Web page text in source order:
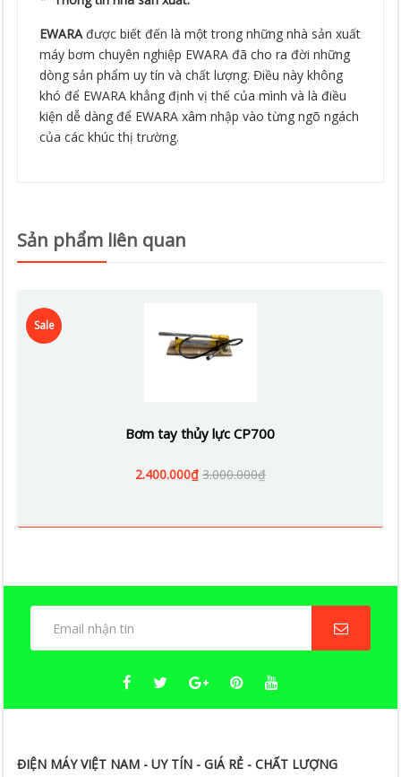
EWARAđược biết đến là một trong những nhà sản xuất
máy bơm chuyên nghiệp EWARA đã cho ra đời những
dòng sản phẩm uy tín và chất lượng. Điều này không
khó để EWARA khẳng định vị thế của mình và là điều
kiện dễ dàng để EWARA xâm nhập vào từng ngõ ngách
của các khúc thị trường.
Sản phẩm liên quan
Sale
Bơm tay thủy lực CP700
2.400.000₫ 3.000.000₫
ĐIỆN MÁY VIỆT NAM - UY TÍN - GIÁ RẺ - CHẤT LƯỢNG